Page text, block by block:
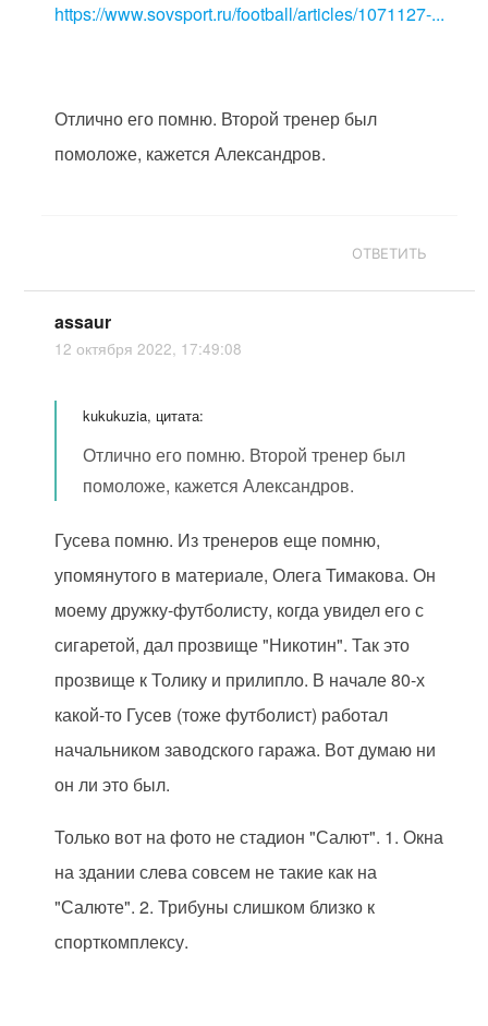
https://www.sovsport.ru/football/articles/1071127-...
Отлично его помню. Второй тренер был
помоложе, кажется Александров.
ОТВЕТИТЬ
assaur
12 октября 2022, 17:49:08
kukukuzia, цитата:
Отлично его помню. Второй тренер был
помоложе, кажется Александров.
Гусева помню. Из тренеров еще помню,
упомянутого в материале, Олега Тимакова. Он
моему дружку-футболисту, когда увидел его с
сигаретой, дал прозвище "Никотин". Так это
прозвище к Толику и прилипло. В начале 80-х
какой-то Гусев (тоже футболист) работал
начальником заводского гаража. Вот думаю ни
он ли это был.
Только вот на фото не стадион "Салют". 1. Окна
на здании слева совсем не такие как на
"Салюте". 2. Трибуны слишком близко к
спорткомплексу.